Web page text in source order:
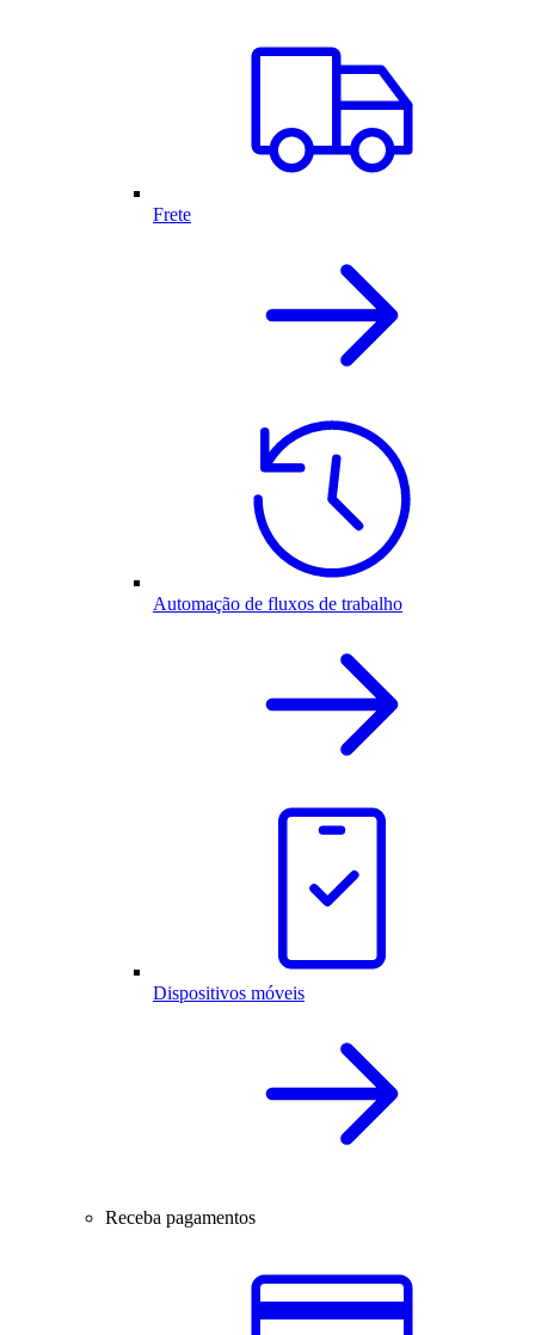
Frete
Automação de fluxos de trabalho
Dispositivos móveis
Receba pagamentos